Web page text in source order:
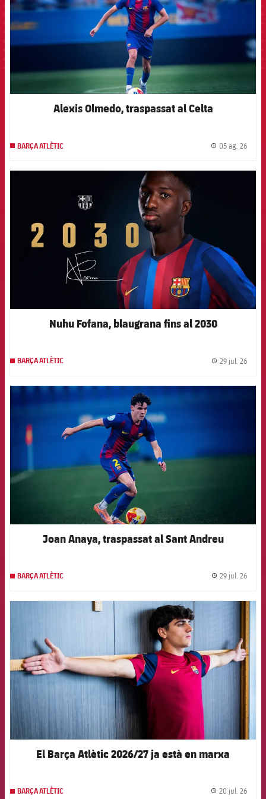
Alexis Olmedo, traspassat al Celta
BARÇA ATLÈTIC 05 ag. 26
FCB Barcelona badge
Nuhu Fofana, blaugrana fins al 2030
BARÇA ATLÈTIC 29 jul. 26
FCB Barcelona badge
Joan Anaya, traspassat al Sant Andreu
BARÇA ATLÈTIC 29 jul. 26
FCB Barcelona badge
El Barça Atlètic 2026/27 ja està en marxa
BARÇA ATLÈTIC 20 jul. 26